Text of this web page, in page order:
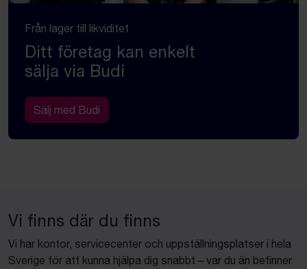
Från lager till likviditet
Ditt företag kan enkelt
sälja via Budi
Sälj med Budi
Vi finns där du finns
Vi har kontor, servicecenter och uppställningsplatser i hela
Sverige för att kunna hjälpa dig snabbt – var du än befinner